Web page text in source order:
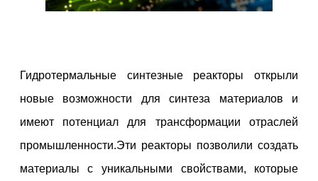
Гидротермальные синтезные реакторы открыли
новые возможности для синтеза материалов и
имеют потенциал для трансформации отраслей
промышленности.Эти реакторы позволили создать
материалы с уникальными свойствами, которые